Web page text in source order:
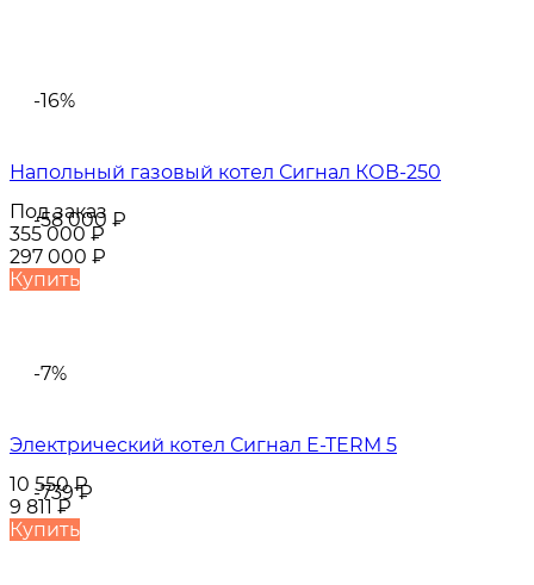
-16%
-58 000 ₽
Напольный газовый котел Сигнал КОВ-250
Под заказ
355 000₽
297 000 ₽
Купить
-7%
-739₽
Электрический котел Сигнал E-TERM 5
10 550₽
9 811₽
Купить